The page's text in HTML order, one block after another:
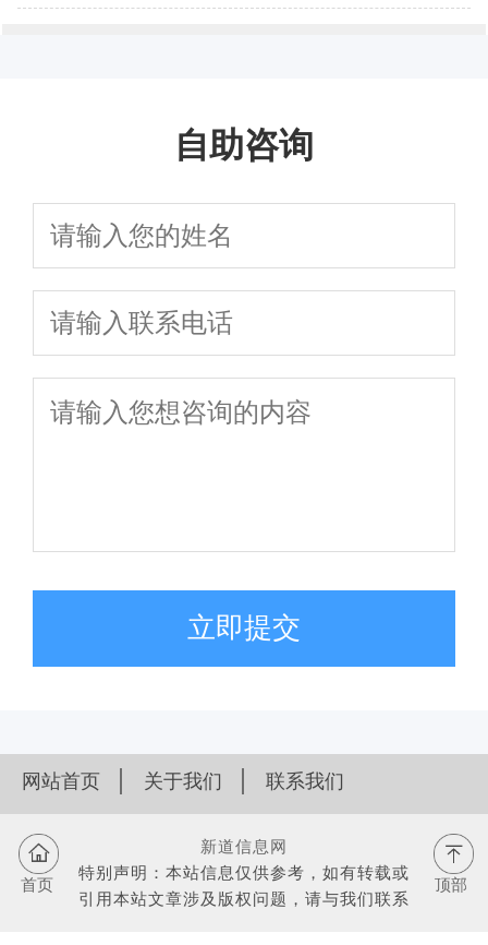
自助咨询
立即提交
网站首页 关于我们 联系我们
首页
新道信息网
特别声明：本站信息仅供参考，如有转载或
引用本站文章涉及版权问题，请与我们联系
顶部